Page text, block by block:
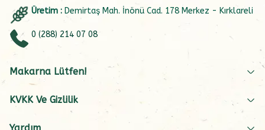
Üretim : Demirtaş Mah. İnönü Cad. 178 Merkez - Kırklareli
0 (288) 214 07 08
Makarna Lütfen!
KVKK Ve Gizlilik